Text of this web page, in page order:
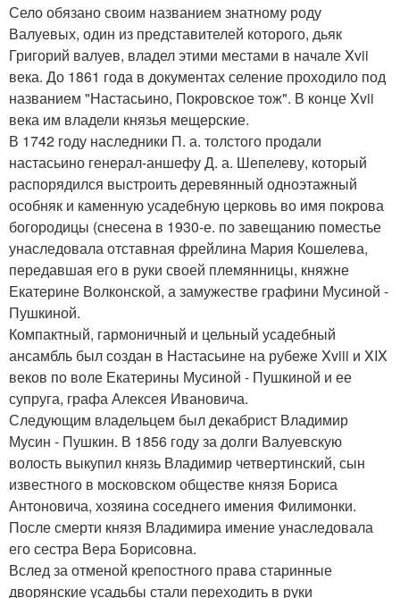
Село обязано своим названием знатному роду
Валуевых, один из представителей которого, дьяк
Григорий валуев, владел этими местами в начале Xvii
века. До 1861 года в документах селение проходило под
названием "Настасьино, Покровское тож". В конце Xvii
века им владели князья мещерские.
В 1742 году наследники П. а. толстого продали
настасьино генерал-аншефу Д. а. Шепелеву, который
распорядился выстроить деревянный одноэтажный
особняк и каменную усадебную церковь во имя покрова
богородицы (снесена в 1930-е. по завещанию поместье
унаследовала отставная фрейлина Мария Кошелева,
передавшая его в руки своей племянницы, княжне
Екатерине Волконской, а замужестве графини Мусиной -
Пушкиной.
Компактный, гармоничный и цельный усадебный
ансамбль был создан в Настасьине на рубеже Xviii и XIX
веков по воле Екатерины Мусиной - Пушкиной и ее
супруга, графа Алексея Ивановича.
Следующим владельцем был декабрист Владимир
Мусин - Пушкин. В 1856 году за долги Валуевскую
волость выкупил князь Владимир четвертинский, сын
известного в московском обществе князя Бориса
Антоновича, хозяина соседнего имения Филимонки.
После смерти князя Владимира имение унаследовала
его сестра Вера Борисовна.
Вслед за отменой крепостного права старинные
дворянские усадьбы стали переходить в руки